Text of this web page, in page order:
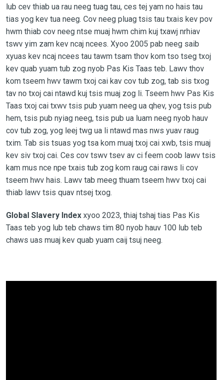
lub cev thiab ua rau neeg tuag tau, ces tej yam no hais tau
tias yog kev tua neeg. Cov neeg pluag tsis tau txais kev pov
hwm thiab cov neeg ntse muaj hwm chim kuj txawj nrhiav
tswv yim zam kev ncaj ncees. Xyoo 2005 pab neeg saib
xyuas kev ncaj ncees tau tawm tsam thov kom tso tseg txoj
kev quab yuam tub zog nyob Pas Kis Taas teb. Lawv thov
kom tseem hwv tawm txoj cai kav cov tub zog, tab sis txog
tav no txoj cai ntawd kuj tsis muaj zog li. Tseem hwv Pas Kis
Taas txoj cai txwv tsis pub yuam neeg ua qhev, yog tsis pub
hem, tsis pub nyiag neeg, tsis pub ua luam neeg nyob hauv
cov tub zog, yog leej twg ua li ntawd mas nws yuav raug
txim. Tab sis tsuas yog tsa kom muaj txoj cai xwb, tsis muaj
kev siv txoj cai. Ces cov tswv tsev av ci feem coob lawv tsis
kam mus nce npe txais tub zog kom raug cai raws li cov
tseem hwv hais. Lawv tab meeg thuam tseem hwv txoj cai
thiab lawv tsis quav ntsej txog.
Global Slavery Indexxyoo 2023, thiaj tshaj tias Pas Kis
Taas teb yog lub teb chaws tim 80 nyob hauv 100 lub teb
chaws uas muaj kev quab yuam caij tsuj neeg.